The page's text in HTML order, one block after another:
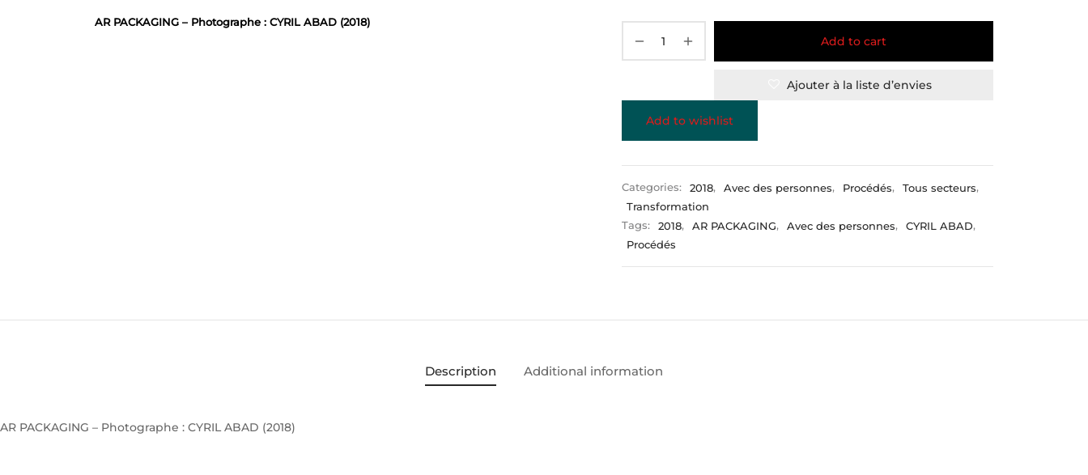
AR PACKAGING – Photographe : CYRIL ABAD (2018)
Add to cart
Ajouter à la liste d’envies
Add to wishlist
Categories: 2018, Avec des personnes, Procédés, Tous secteurs,
Transformation
Tags:
2018, AR PACKAGING, Avec des personnes, CYRIL ABAD,
Procédés
Description Additional information
AR PACKAGING – Photographe : CYRIL ABAD (2018)